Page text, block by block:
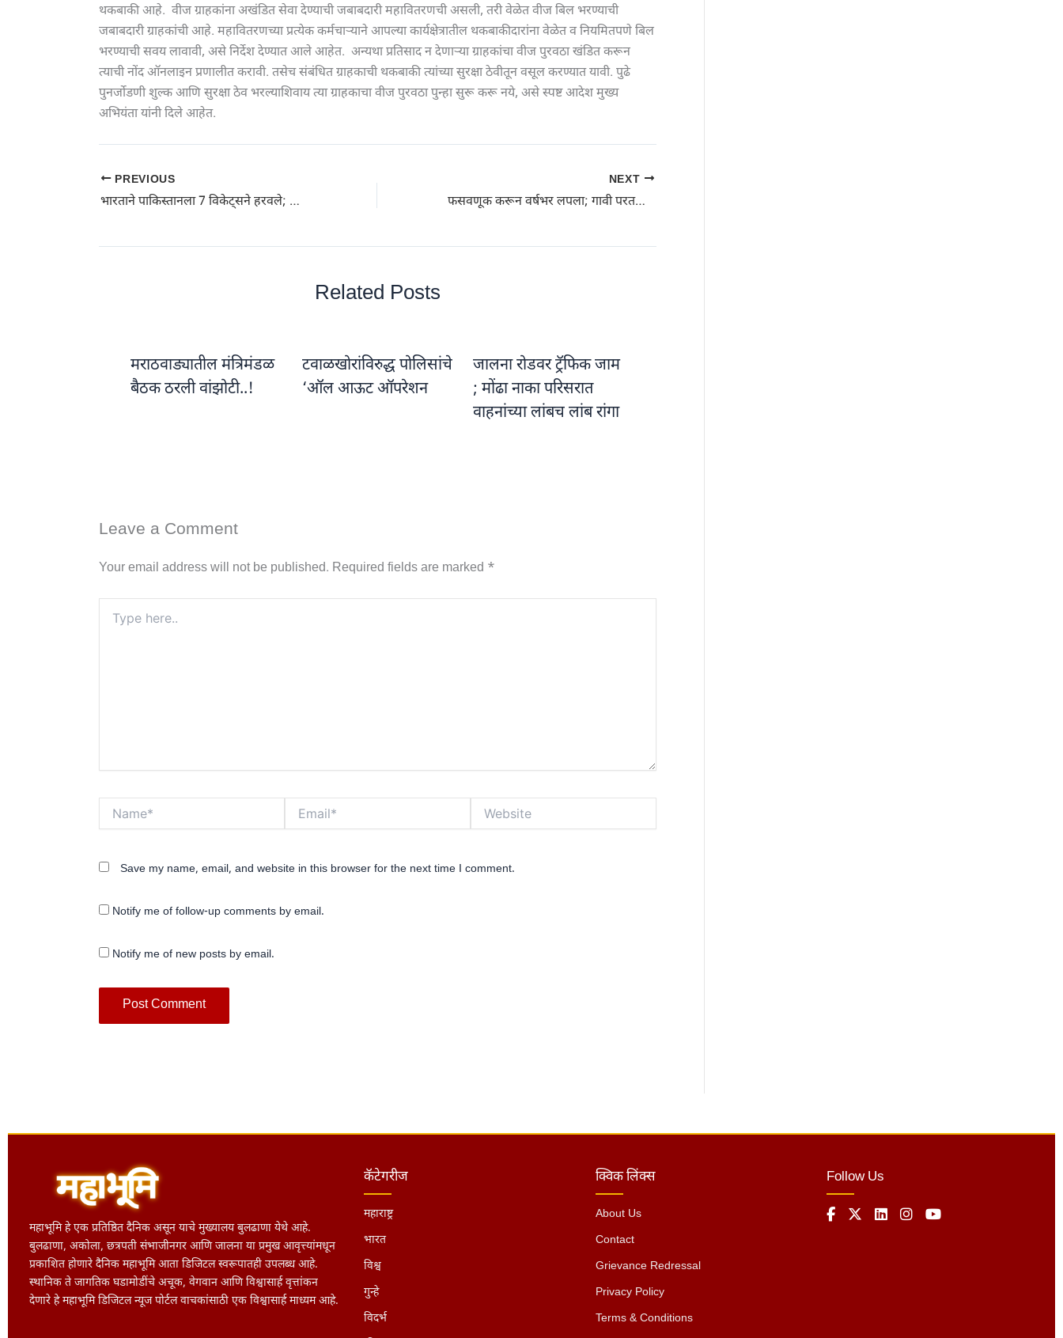
थकबाकी आहे. वीज ग्राहकांना अखंडित सेवा देण्याची जबाबदारी महावितरणची असली, तरी वेळेत वीज बिल भरण्याची
जबाबदारी ग्राहकांची आहे. महावितरणच्या प्रत्येक कर्मचार्‍याने आपल्या कार्यक्षेत्रातील थकबाकीदारांना वेळेत व नियमितपणे बिल
भरण्याची सवय लावावी, असे निर्देश देण्यात आले आहेत. अन्यथा प्रतिसाद न देणाऱ्या ग्राहकांचा वीज पुरवठा खंडित करून
त्याची नोंद ऑनलाइन प्रणालीत करावी. तसेच संबंधित ग्राहकाची थकबाकी त्यांच्या सुरक्षा ठेवीतून वसूल करण्यात यावी. पुढे
पुनर्जोडणी शुल्क आणि सुरक्षा ठेव भरल्याशिवाय त्या ग्राहकाचा वीज पुरवठा पुन्हा सुरू करू नये, असे स्पष्ट आदेश मुख्य
अभियंता यांनी दिले आहेत.
PREVIOUS
भारताने पाकिस्तानला 7 विकेट्सने हरवले; टीम इंडियाचा सलग दुसरा विजय
NEXT
फसवणूक करून वर्षभर लपला; गावी परतताच पोलिसांच्या जाळ्यात सापडला : रिसोड पोलिसांची कारवाई;आरोपी जळगाव जामोदातून जेरबंद
Related Posts
मराठवाड्यातील मंत्रिमंडळ
बैठक ठरली वांझोटी..!
टवाळखोरांविरुद्ध पोलिसांचे
‘ऑल आऊट ऑपरेशन
जालना रोडवर ट्रॅफिक जाम
; मोंढा नाका परिसरात
वाहनांच्या लांबच लांब रांगा
Leave a Comment
Your email address will not be published. Required fields are marked *
here..
Save my name, email, and website in this browser for the next time I comment.
Notify me of follow-up comments by email.
Notify me of new posts by email.
महाभूमि हे एक प्रतिष्ठित दैनिक असून याचे मुख्यालय बुलढाणा येथे आहे.
बुलढाणा, अकोला, छत्रपती संभाजीनगर आणि जालना या प्रमुख आवृत्त्यांमधून
प्रकाशित होणारे दैनिक महाभूमि आता डिजिटल स्वरूपातही उपलब्ध आहे.
स्थानिक ते जागतिक घडामोडींचे अचूक, वेगवान आणि विश्वासार्ह वृत्तांकन
देणारे हे महाभूमि डिजिटल न्यूज पोर्टल वाचकांसाठी एक विश्वासार्ह माध्यम आहे.
कॅटेगरीज
महाराष्ट्र
भारत
विश्व
गुन्हे
विदर्भ
क्विक लिंक्स
About Us
Contact
Grievance Redressal
Privacy Policy
Terms & Conditions
Follow Us